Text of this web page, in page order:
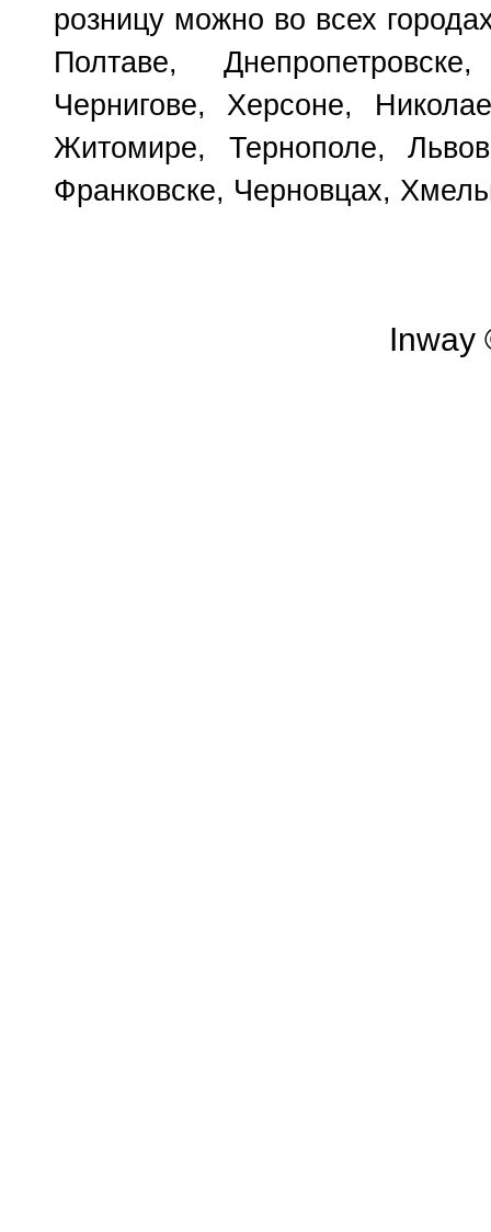
розницу можно во всех
Полтаве,
Чернигове, Херсоне,
Житомире, Тернополе,
Франковске, Черновцах,
Inway